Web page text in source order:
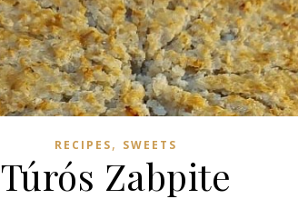
RECIPES, SWEETS
Túrós Zabpite